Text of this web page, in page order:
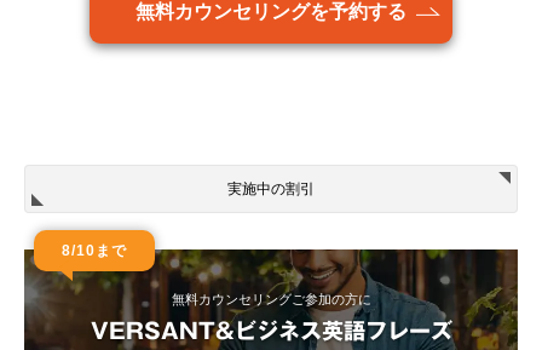
無料カウンセリングを予約する
実施中の割引
8/10まで
無料カウンセリングご参加の方に
VERSANT&ビジネス英語フレーズ